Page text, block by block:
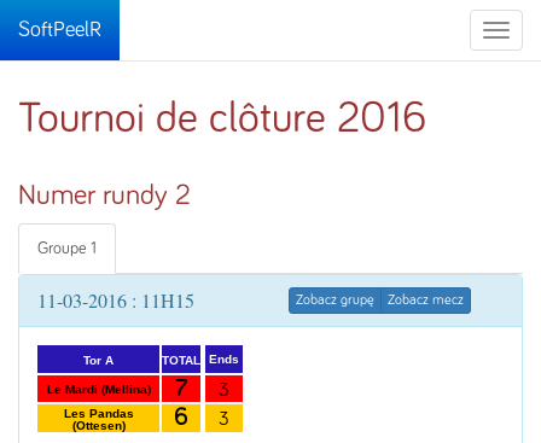
Toggle
SoftPeelR
Tournoi de clôture 2016
Numer rundy 2
Groupe 1
11-03-2016 : 11H15 Zobacz grupę Zobacz mecz
Tor A
Le Mardi (Mellina)
Les Pandas
(Ottesen)
TOTAL
7
6
Ends
3
3